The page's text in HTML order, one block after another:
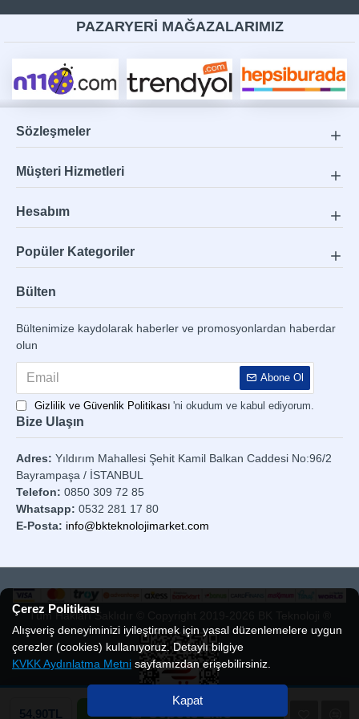
Sepete Ekle
PAZARYERİ MAĞAZALARIMIZ
Sözleşmeler
Müşteri Hizmetleri
Hesabım
Popüler Kategoriler
Bülten
Bültenimize kaydolarak haberler ve promosyonlardan haberdar
olun
Abone Ol
Gizlilik ve Güvenlik Politikası 'ni okudum ve kabul ediyorum.
Bize Ulaşın
Adres: Yıldırım Mahallesi Şehit Kamil Balkan Caddesi No:96/2
Bayrampaşa / İSTANBUL
Telefon: 0850 309 72 85
Whatsapp: 0532 281 17 80
E-Posta: info@bkteknolojimarket.com
Tüm Hakları Saklıdır © Copyright 2019-2026 BK Teknoloji ®
Kapat
Çerez Politikası
Alışveriş deneyiminizi iyileştirmek için yasal düzenlemelere uygun
çerezler (cookies) kullanıyoruz. Detaylı bilgiye
KVKK Aydınlatma Metni sayfamızdan erişebilirsiniz.